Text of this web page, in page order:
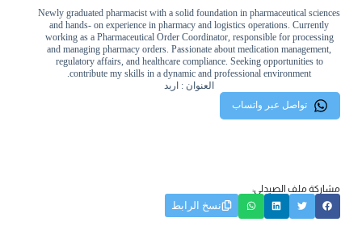
Newly graduated pharmacist with a solid foundation in pharmaceutical sciences
and hands- on experience in pharmacy and logistics operations. Currently
working as a Pharmaceutical Order Coordinator, responsible for processing
and managing pharmacy orders. Passionate about medication management,
regulatory affairs, and healthcare compliance. Seeking opportunities to
contribute my skills in a dynamic and professional environment.
العنوان : اربد
تواصل عبر واتساب
مشاركة ملف الصيدلي:
نسخ الرابط